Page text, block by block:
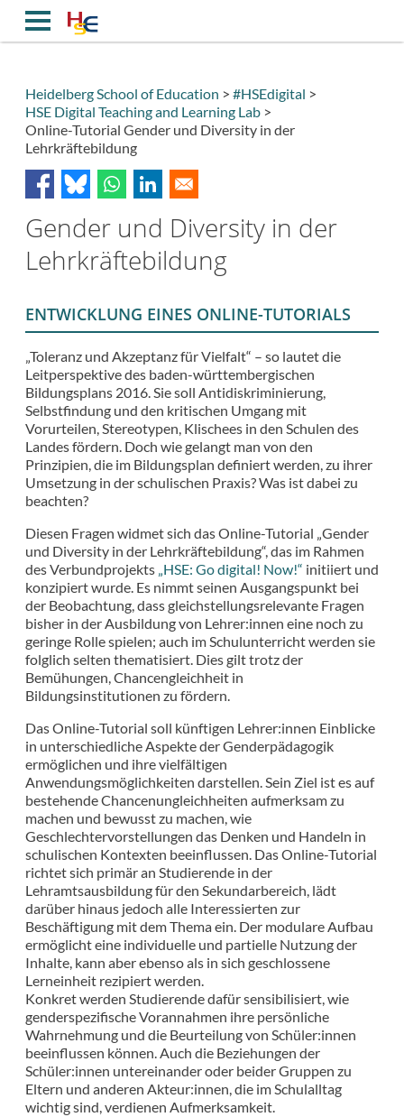
Inhalt
Breadcrumb
Heidelberg School of Education
#HSEdigital
HSE Digital Teaching and Learning Lab
Online-Tutorial Gender und Diversity in der
Lehrkräftebildung
Gender und Diversity in der
Lehrkräftebildung
ENTWICKLUNG EINES ONLINE-TUTORIALS
„Toleranz und Akzeptanz für Vielfalt“ – so lautet die
Leitperspektive des baden-württembergischen
Bildungsplans 2016. Sie soll Antidiskriminierung,
Selbstfindung und den kritischen Umgang mit
Vorurteilen, Stereotypen, Klischees in den Schulen des
Landes fördern. Doch wie gelangt man von den
Prinzipien, die im Bildungsplan definiert werden, zu ihrer
Umsetzung in der schulischen Praxis? Was ist dabei zu
beachten?
Diesen Fragen widmet sich das Online-Tutorial „Gender
und Diversity in der Lehrkräftebildung“, das im Rahmen
des Verbundprojekts „HSE: Go digital! Now!“ initiiert und
konzipiert wurde. Es nimmt seinen Ausgangspunkt bei
der Beobachtung, dass gleichstellungsrelevante Fragen
bisher in der Ausbildung von Lehrer:innen eine noch zu
geringe Rolle spielen; auch im Schulunterricht werden sie
folglich selten thematisiert. Dies gilt trotz der
Bemühungen, Chancengleichheit in
Bildungsinstitutionen zu fördern.
Das Online-Tutorial soll künftigen Lehrer:innen Einblicke
in unterschiedliche Aspekte der Genderpädagogik
ermöglichen und ihre vielfältigen
Anwendungsmöglichkeiten darstellen. Sein Ziel ist es auf
bestehende Chancenungleichheiten aufmerksam zu
machen und bewusst zu machen, wie
Geschlechtervorstellungen das Denken und Handeln in
schulischen Kontexten beeinflussen. Das Online-Tutorial
richtet sich primär an Studierende in der
Lehramtsausbildung für den Sekundarbereich, lädt
darüber hinaus jedoch alle Interessierten zur
Beschäftigung mit dem Thema ein. Der modulare Aufbau
ermöglicht eine individuelle und partielle Nutzung der
Inhalte, kann aber ebenso als in sich geschlossene
Lerneinheit rezipiert werden.
Konkret werden Studierende dafür sensibilisiert, wie
genderspezifische Vorannahmen ihre persönliche
Wahrnehmung und die Beurteilung von Schüler:innen
beeinflussen können. Auch die Beziehungen der
Schüler:innen untereinander oder beider Gruppen zu
Eltern und anderen Akteur:innen, die im Schulalltag
wichtig sind, verdienen Aufmerksamkeit.